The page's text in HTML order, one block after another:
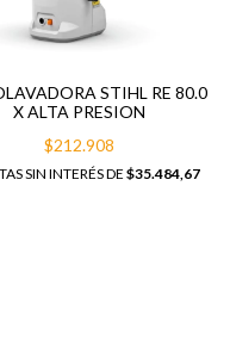
STIHL RE 80.0
X ALTA PRESION
$212.908
SIN INTERÉS DE$35.484,67